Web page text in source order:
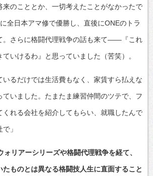
来のこととか、一切考えたことがなかったで
全日本アマ修で優勝し、直後にONEのトラ
。さらに格闘代理戦争の話も来て――『これ
いけるわ』と思っていました（苦笑）。
いるだけでは生活費もなく、家賃すら払えな
ていました。たまたま練習仲間のツテで、フ
くれる会社を紹介してもらい、就職したんで
」
リアーシリーズや格闘代理戦争を経て、
たものとは異なる格闘技人生に直面すること